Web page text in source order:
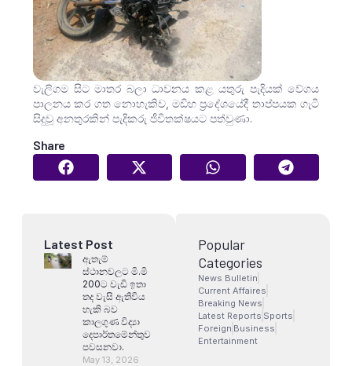
වැලිගම සිට මාතර බලා ධාවනය කළ යතුරු පැදියක් වේගය
පාලනය කර ගත නොහැකිව, මඩිහ ප්‍රදේශයේදී තාප්පයක ගැටී
සිදුවූ අනතුරකින් පැදිකරු ජීවිතක්ෂයට පත්වුණා.
Share
Latest Post
ඇතැම්
ස්ථානවලට මි.මි
200ට වැඩි ඉතා
තද වැසි ඇතිවිය
හැකි බව
කාලගුණ විද්‍යා
දෙපාර්තමේන්තුව
පවසනවා.
May 13, 2026
Popular
Categories
News Bulletin
Current Affaires
Breaking News
Latest Reports Sports
Foreign Business
Entertainment